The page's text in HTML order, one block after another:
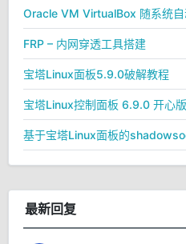
Oracle VM VirtualBox 随系统
FRP – 内网穿透工具搭建
宝塔Linux面板5.9.0破解教程
宝塔Linux控制面板 6.9.0 开心
基于宝塔Linux面板的
最新回复